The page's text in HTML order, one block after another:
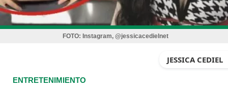
FOTO: Instagram, @jessicacedielnet
JESSICA CEDIEL
ENTRETENIMIENTO